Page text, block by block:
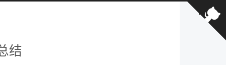
结